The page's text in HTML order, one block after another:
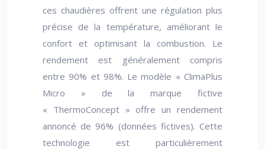
ces chaudières offrent une régulation plus
précise de la température, améliorant le
confort et optimisant la combustion. Le
rendement est généralement compris
entre 90% et 98%. Le modèle « ClimaPlus
Micro » de la marque fictive
« ThermoConcept » offre un rendement
annoncé de 96% (données fictives). Cette
technologie est particulièrement